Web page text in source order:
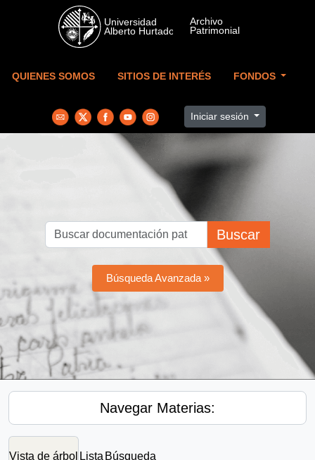
Skip to main content
QUIENES SOMOS SITIOS DE INTERÉS FONDOS
Iniciar sesión
Buscar
Búsqueda Avanzada »
Navegar Materias:
Vista de árbol Lista Búsqueda